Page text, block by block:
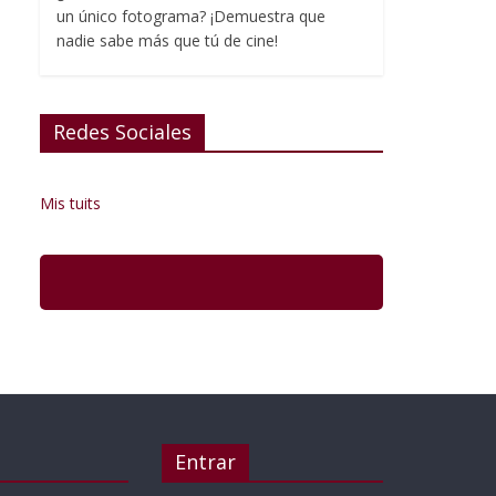
un único fotograma? ¡Demuestra que
nadie sabe más que tú de cine!
Redes Sociales
Mis tuits
Entrar